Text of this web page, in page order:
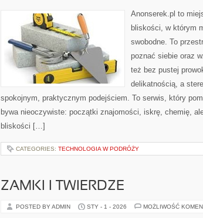
Anonserek.pl to
bliskości, w którym
swobodne. To
poznać siebie oraz
też bez pustej
delikatnością, a
spokojnym, praktycznym podejściem. To serwis, który
bywa nieoczywiste: początki znajomości, iskrę, chemię,
bliskości […]
CATEGORIES: TECHNOLOGIA W PODRÓŻY
ZAMKI I TWIERDZE
POSTED BY ADMIN STY - 1 - 2026 MOŻLIWOŚĆ